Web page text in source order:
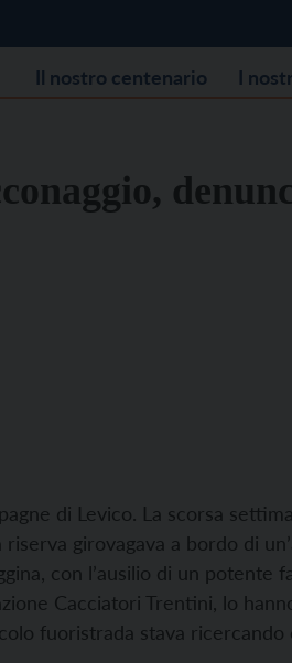
Il nostro centenario I
di Levico. La scorsa
girovagava a bordo di
con l’ausilio di un potente
Cacciatori Trentini, lo
fuoristrada stava ricercando